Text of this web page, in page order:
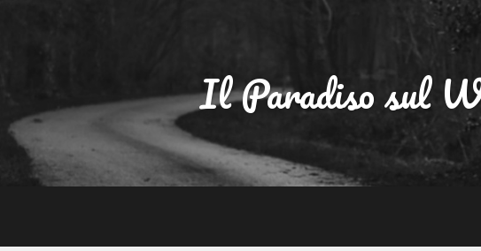
Il Paradiso sul